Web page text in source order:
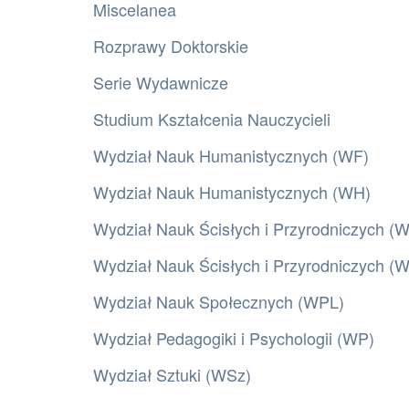
Miscelanea
Rozprawy Doktorskie
Serie Wydawnicze
Studium Kształcenia Nauczycieli
Wydział Nauk Humanistycznych (WF)
Wydział Nauk Humanistycznych (WH)
Wydział Nauk Ścisłych i Przyrodniczych
Wydział Nauk Ścisłych i Przyrodniczych
Wydział Nauk Społecznych (WPL)
Wydział Pedagogiki i Psychologii (WP)
Wydział Sztuki (WSz)